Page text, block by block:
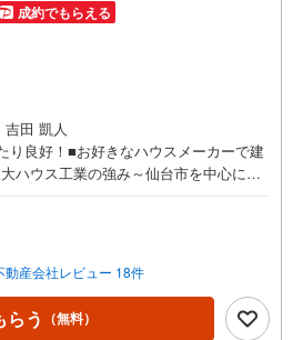
成約でもらえる
吉田 凱人
り良好！■お好きなハウスメーカーで建
ハウス工業の強み～仙台市を中心に宮
！1.＜豊富な不動産知識＞戸建・マン
別を問わず不動産を取り扱っておりま
や商業施設、子育て環境や行政などの
お客様により良い物件選びをしていた
かりとサポートさせていただきます。2.
ッフ＞当社では【購入】【売却】【引っ
動産会社レビュー 18件
らう （無料）